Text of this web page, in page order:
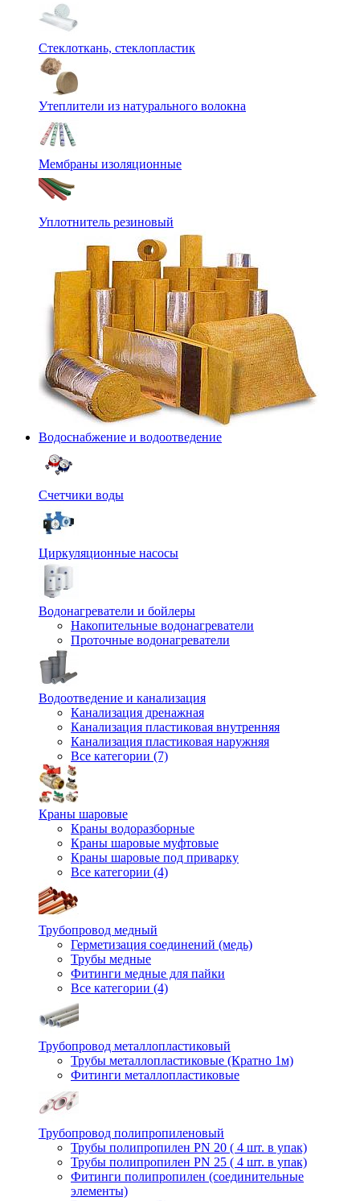
Стеклоткань, стеклопластик
Утеплители из натурального волокна
Мембраны изоляционные
Уплотнитель резиновый
Водоснабжение и водоотведение
Счетчики воды
Циркуляционные насосы
Водонагреватели и бойлеры
Накопительные водонагреватели
Проточные водонагреватели
Водоотведение и канализация
Канализация дренажная
Канализация пластиковая внутренняя
Канализация пластиковая наружняя
Все категории (7)
Краны шаровые
Краны водоразборные
Краны шаровые муфтовые
Краны шаровые под приварку
Все категории (4)
Трубопровод медный
Герметизация соединений (медь)
Трубы медные
Фитинги медные для пайки
Все категории (4)
Трубопровод металлопластиковый
Трубы металлопластиковые (Кратно 1м)
Фитинги металлопластиковые
Трубопровод полипропиленовый
Трубы полипропилен PN 20 ( 4 шт. в упак)
Трубы полипропилен PN 25 ( 4 шт. в упак)
Фитинги полипропилен (cоединительные
элементы)